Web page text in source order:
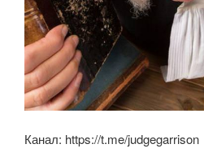
Канал: https://t.me/judgegarrison